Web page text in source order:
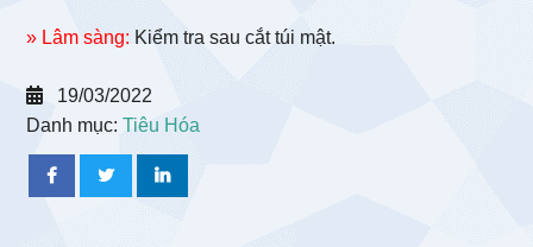
» Lâm sàng: Kiểm tra sau cắt túi mật.
19/03/2022
Danh mục:Tiêu Hóa